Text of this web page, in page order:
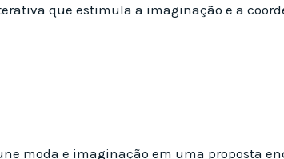
que estimula a imaginação e a
moda e imaginação em uma proposta